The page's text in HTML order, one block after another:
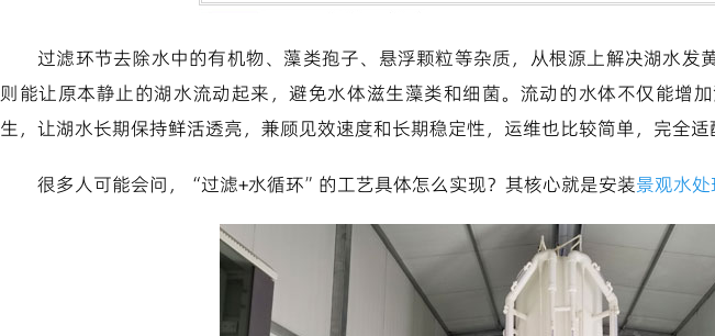
过滤环节去除水中的有机物、藻类孢子、悬浮颗粒等杂质，从根源上解决湖水发
则能让原本静止的湖水流动起来，避免水体滋生藻类和细菌。流动的水体不仅能增
生，让湖水长期保持鲜活透亮，兼顾见效速度和长期稳定性，运维也比较简单，完全适
很多人可能会问，“过滤+水循环”的工艺具体怎么实现？其核心就是安装景观水处